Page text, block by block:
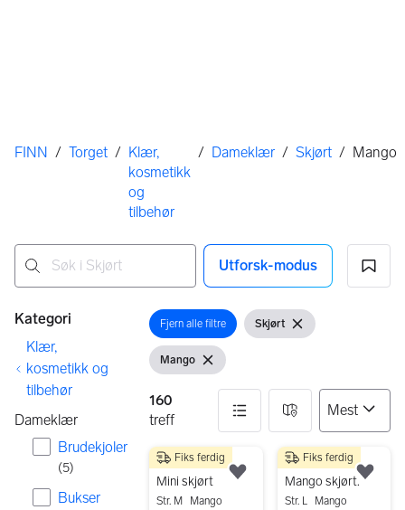
Her er du
FINN / Torget / Klær,
kosmetikk
og
tilbehør
/ Dameklær / Skjørt / Mango
Utforsk-modus
Filtre
Kategori
Klær,
kosmetikk og
tilbehør
Dameklær
Brudekjoler
(5)
Bukser
Åpne filter
Fjern alle filtre Vis filter
Skjørt Fjern filter
Vis filter
Mango Fjern filter
160
treff
160 resultater
75 kr
Mini skjørt
Str. M
Mango
Fiks ferdig
Legg til som favoritt.
100 kr
Mango skjørt.
Str. L
Mango
Fiks ferdig